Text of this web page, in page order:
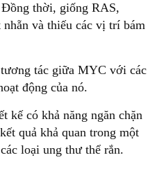
Đồng thời, giống RAS,
và thiếu các vị trí bám
tác giữa MYC với các
động của nó.
kế có khả năng ngăn chặn
quả khả quan trong một
loại ung thư thể rắn.